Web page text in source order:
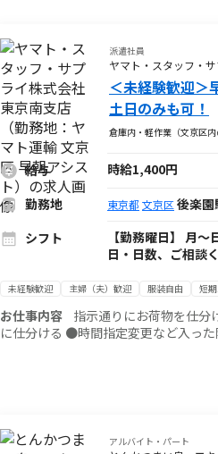
派遣社員
ヤマト・スタッフ・
＜未経験歓迎
土日のみも可！
倉庫内・軽作業（文京区
給与
時給1,400円
勤務地
東京都 文京区 後楽園
シフト
【勤務曜日】 月
日・日数、ご相談
未経験歓迎 主婦（夫）歓迎 服装自由 短
お仕事内容 指示通りにお荷物を仕分けて端末入力するだけ♪ ●
に仕分ける ●時間指定変更など入っ
アルバイト・パート